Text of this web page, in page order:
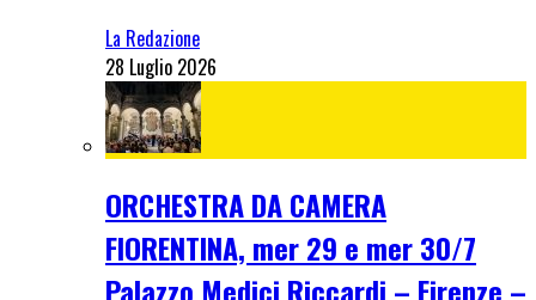
La Redazione
28 Luglio 2026
ORCHESTRA DA CAMERA
FIORENTINA, mer 29 e mer 30/7
Palazzo Medici Riccardi – Firenze –